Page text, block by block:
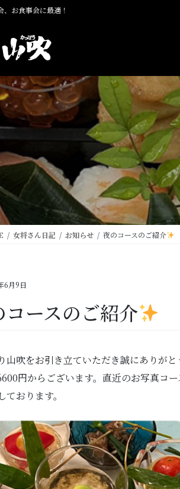
、お食事会に最適！
女将さん日記 お知らせ 夜のコースのご紹介
6月9日
コースのご紹介
山吹をお引き立ていただき誠にありが
円からございます。直近のお写真コ
ております。